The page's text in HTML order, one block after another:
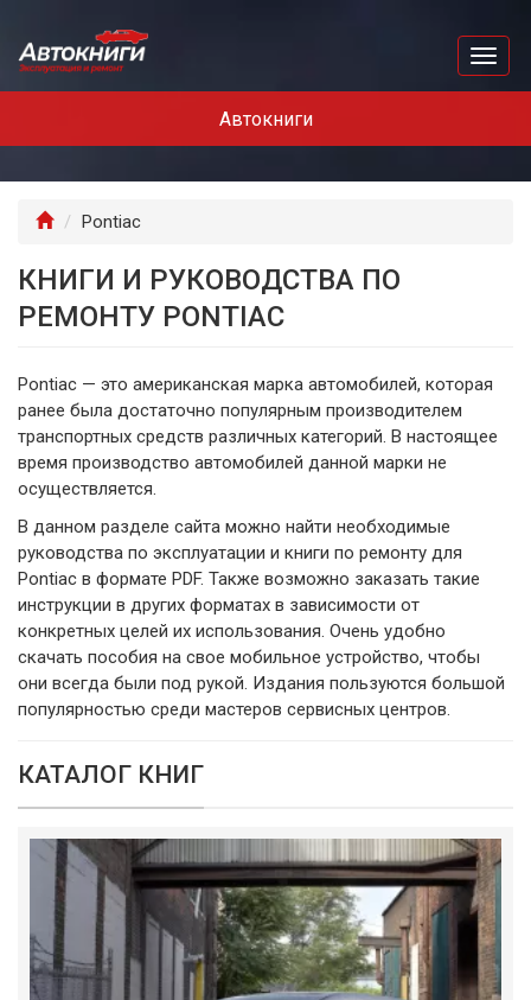
Автокниги
ГлавнаяPontiac
КНИГИ И РУКОВОДСТВА ПО
РЕМОНТУ PONTIAC
Pontiac — это американская марка автомобилей, которая
ранее была достаточно популярным производителем
транспортных средств различных категорий. В настоящее
время производство автомобилей данной марки не
осуществляется.
В данном разделе сайта можно найти необходимые
руководства по эксплуатации и книги по ремонту для
Pontiac в формате PDF. Также возможно заказать такие
инструкции в других форматах в зависимости от
конкретных целей их использования. Очень удобно
скачать пособия на свое мобильное устройство, чтобы
они всегда были под рукой. Издания пользуются большой
популярностью среди мастеров сервисных центров.
КАТАЛОГ КНИГ